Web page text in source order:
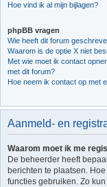
Hoe vind ik al mijn bijlagen?
phpBB vragen
Wie heeft dit forum
Waarom is de optie X niet
Met wie moet ik contact
met dit forum?
Hoe neem ik contact op met
Aanmeld- en
Waarom moet ik me
De beheerder heeft
berichten te plaatsen.
functies gebruiken. Zo